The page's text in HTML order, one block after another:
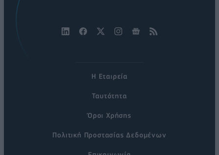
Η Εταιρεία
Ταυτότητα
Όροι Χρήσης
Πολιτική Προστασίας Δεδομένων